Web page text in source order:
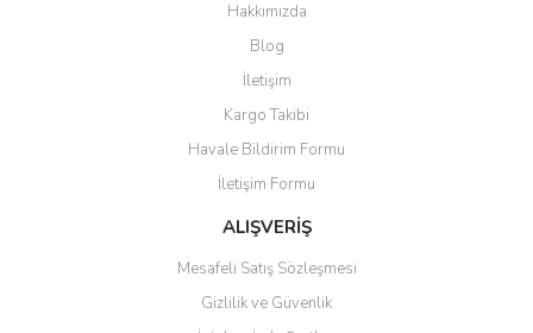
Hakkımızda
Blog
İletişim
Kargo Takibi
Havale Bildirim Formu
İletişim Formu
ALIŞVERİŞ
Mesafeli Satış Sözleşmesi
Gizlilik ve Güvenlik